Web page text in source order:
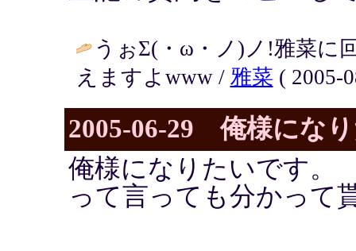
うぉΣ(・ω・ノ)ノ!雅菜に
えますよwww / 雅菜 ( 2005-
2005-06-29 俺様にな
俺様になりたいです。
って言っても分かって